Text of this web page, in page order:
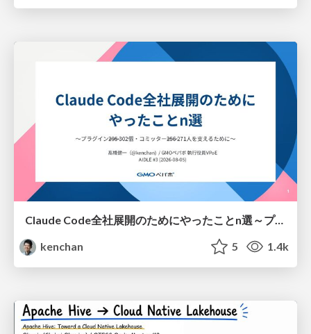
Claude Code全社展開のためにやったことn選～プラグイン302個・コミッター271人を支えるために～
kenchan
5 1.4k